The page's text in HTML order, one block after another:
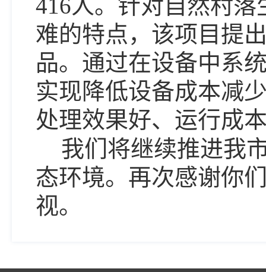
416人。针对自然村
难的特点，该项目提
品。通过在设备中系
实现降低设备成本减
处理效果好、运行成
我们将继续推进我
态环境。再次感谢你
视。